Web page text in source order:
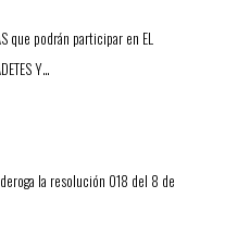
que podrán participar en EL
Y…
la resolución 018 del 8 de